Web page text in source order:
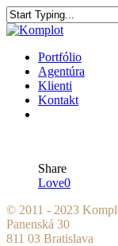
Portfólio
Agentúra
Klienti
Kontakt
Share
Love0
© 2011 - 2023
Panenská 30
811 03 Bratislava